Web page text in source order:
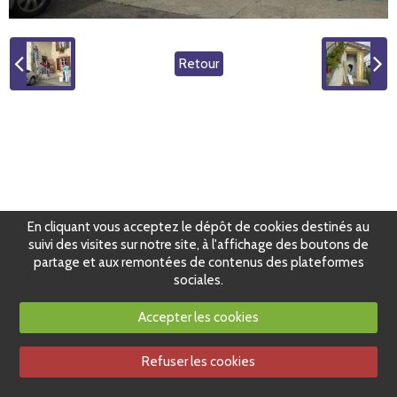
Retour
En cliquant vous acceptez le dépôt de cookies destinés au
suivi des visites sur notre site, à l'affichage des boutons de
partage et aux remontées de contenus des plateformes
sociales.
Accepter les cookies
Refuser les cookies